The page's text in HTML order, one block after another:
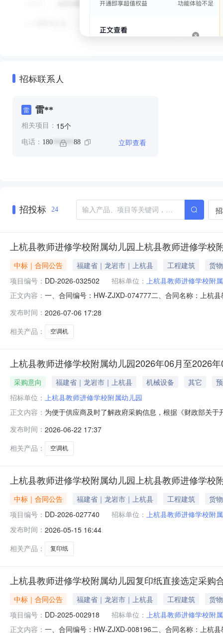
招标联系人
雷 雷**
相关项目： 15个
电话： 180 ****** 88 立即查看
招投标 24
上杭县教师进修学校附属幼儿园上杭县教师进修学
中标｜合同公告 福建省｜龙岩市｜上杭县 工程建筑
货物
项目编号： DD-2026-032502 招标单位： 上杭县教师进修学校附
正文内容： 一、合同编号：HW-ZJXD-074777二、合同名称：上杭
华发信息技术有限公司地址：福建省龙岩市新罗区西陂
发布时间： 2026-07-06 17:28
相关产品：
空调机
上杭县教师进修学校附属幼儿园2026年06月至2026
采购意向 福建省｜龙岩市｜上杭县 机械设备 其它
招标单位： 上杭县教师进修学校附属幼儿园
正文内容： 为便于供应商及时了解政府采购信息，根据《财政部关
满足的要求：空调机采购0.2680002026年07月无本次公
附属幼儿园2026年06
发布时间： 2026-06-22 17:37
相关产品：
空调机
上杭县教师进修学校附属幼儿园上杭县教师进修学
中标｜合同公告 福建省｜龙岩市｜上杭县 工程建筑
货物
项目编号： DD-2026-027740 招标单位： 上杭县教师进修学校附
发布时间： 2026-05-15 16:44
相关产品：
复印纸
上杭县教师进修学校附属幼儿园复印纸直接选定采购
中标｜合同公告 福建省｜龙岩市｜上杭县 工程建筑
货物
项目编号： DD-2025-002918 招标单位： 上杭县教师进修学校附
正文内容： 一、合同编号：HW-ZJXD-008196二、合同名称：上杭